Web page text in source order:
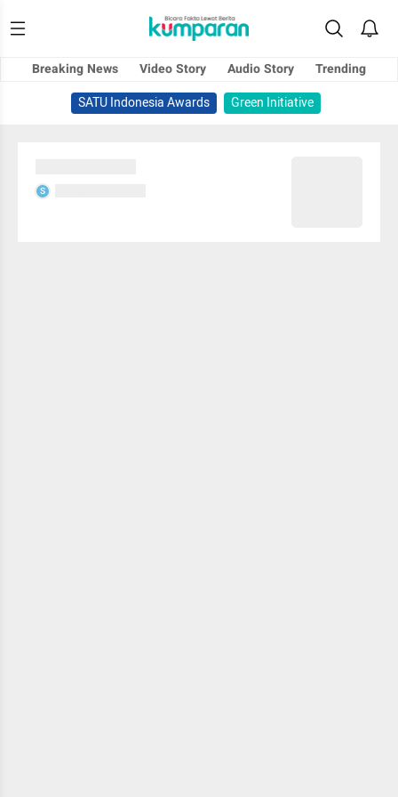
Breaking News Video Story Audio Story
Trending
SATU Indonesia Awards
Green Initiative
S